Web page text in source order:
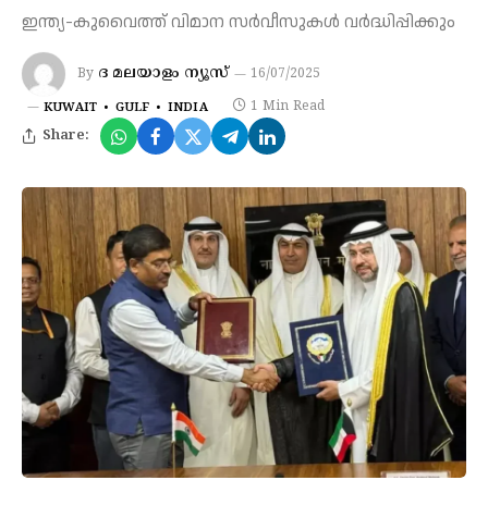
ഇന്ത്യ-കുവൈത്ത് വിമാന സർവീസുകൾ വ‍ർദ്ധിപ്പിക്കും
By ദ മലയാളം ന്യൂസ് 16/07/2025
KUWAIT GULF INDIA 1 Min Read
Share: